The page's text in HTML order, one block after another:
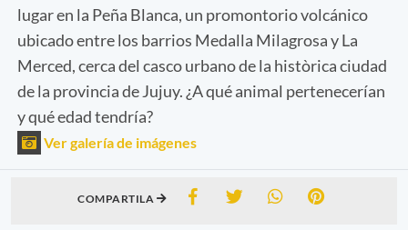
lugar en la Peña Blanca, un promontorio volcánico
ubicado entre los barrios Medalla Milagrosa y La
Merced, cerca del casco urbano de la històrica ciudad
de la provincia de Jujuy. ¿A qué animal pertenecerían
y qué edad tendría?
Ver galería de imágenes
COMPARTILA